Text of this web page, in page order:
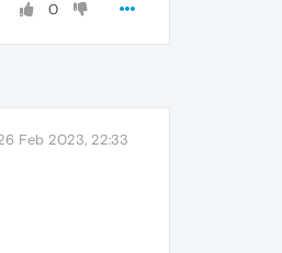
0
Feb 2023, 22:33